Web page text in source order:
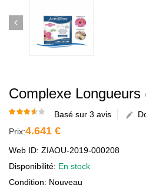
Complexe Longueurs
Basé sur 3 avis
Prix:4.641 €
Web ID: ZIAOU-2019-000208
Disponibilité: En stock
Condition: Nouveau